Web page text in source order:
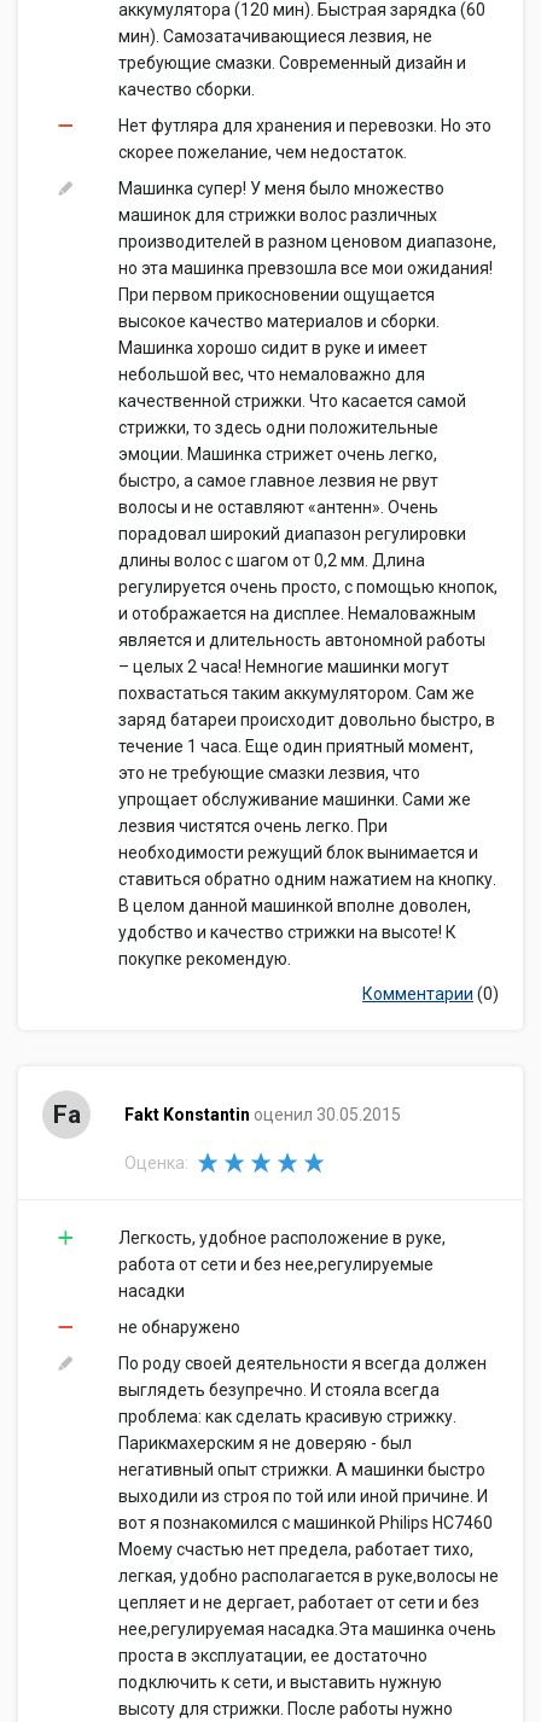
аккумулятора (120 мин). Быстрая зарядка (60
мин). Самозатачивающиеся лезвия, не
требующие смазки. Современный дизайн и
качество сборки.
Нет футляра для хранения и перевозки. Но это
скорее пожелание, чем недостаток.
Машинка супер! У меня было множество
машинок для стрижки волос различных
производителей в разном ценовом диапазоне,
но эта машинка превзошла все мои ожидания!
При первом прикосновении ощущается
высокое качество материалов и сборки.
Машинка хорошо сидит в руке и имеет
небольшой вес, что немаловажно для
качественной стрижки. Что касается самой
стрижки, то здесь одни положительные
эмоции. Машинка стрижет очень легко,
быстро, а самое главное лезвия не рвут
волосы и не оставляют «антенн». Очень
порадовал широкий диапазон регулировки
длины волос с шагом от 0,2 мм. Длина
регулируется очень просто, с помощью кнопок,
и отображается на дисплее. Немаловажным
является и длительность автономной работы
– целых 2 часа! Немногие машинки могут
похвастаться таким аккумулятором. Сам же
заряд батареи происходит довольно быстро, в
течение 1 часа. Еще один приятный момент,
это не требующие смазки лезвия, что
упрощает обслуживание машинки. Сами же
лезвия чистятся очень легко. При
необходимости режущий блок вынимается и
ставиться обратно одним нажатием на кнопку.
В целом данной машинкой вполне доволен,
удобство и качество стрижки на высоте! К
покупке рекомендую.
Комментарии (0)
Fa Fakt Konstantin оценил 30.05.2015
Оценка:
Легкость, удобное расположение в руке,
работа от сети и без нее,регулируемые
насадки
не обнаружено
По роду своей деятельности я всегда должен
выглядеть безупречно. И стояла всегда
проблема: как сделать красивую стрижку.
Парикмахерским я не доверяю - был
негативный опыт стрижки. А машинки быстро
выходили из строя по той или иной причине. И
вот я познакомился с машинкой Philips НС7460
Моему счастью нет предела, работает тихо,
легкая, удобно располагается в руке,волосы не
цепляет и не дергает, работает от сети и без
нее,регулируемая насадка.Эта машинка очень
проста в эксплуатации, ее достаточно
подключить к сети, и выставить нужную
высоту для стрижки. После работы нужно